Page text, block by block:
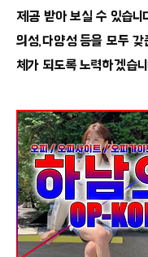
제공 받아 보실 수 있습
의성,다양성 등을 모두 갖
체가 되도록 노력하겠습